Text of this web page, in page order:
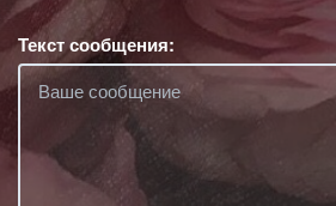
Текст сообщения: